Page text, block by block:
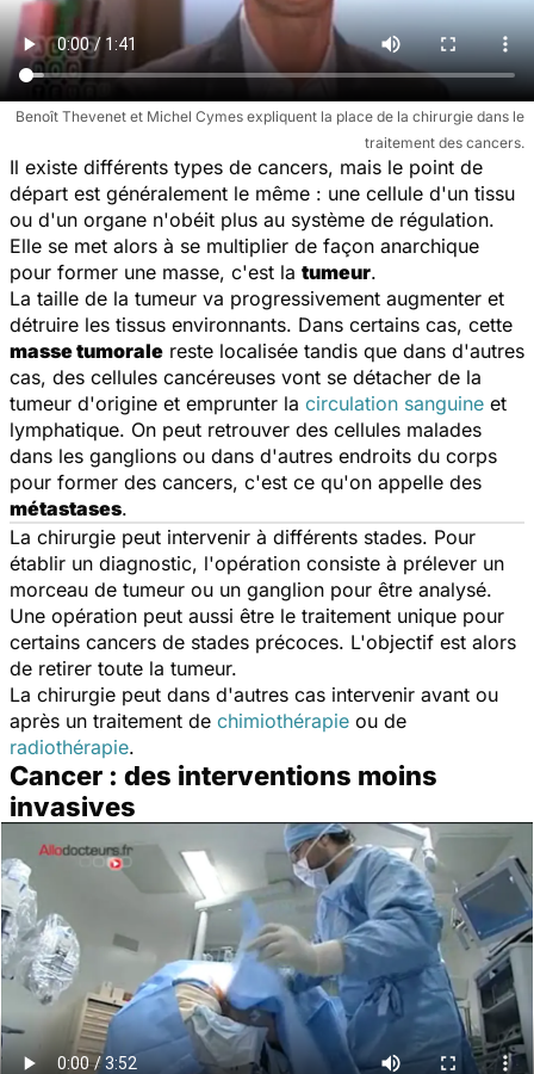
Benoît Thevenet et Michel Cymes expliquent la place de la chirurgie dans le
traitement des cancers.
Il existe différents types de cancers, mais le point de
départ est généralement le même : une cellule d'un tissu
ou d'un organe n'obéit plus au système de régulation.
Elle se met alors à se multiplier de façon anarchique
pour former une masse, c'est la tumeur.
La taille de la tumeur va progressivement augmenter et
détruire les tissus environnants. Dans certains cas, cette
masse tumorale reste localisée tandis que dans d'autres
cas, des cellules cancéreuses vont se détacher de la
tumeur d'origine et emprunter la circulation sanguine et
lymphatique. On peut retrouver des cellules malades
dans les ganglions ou dans d'autres endroits du corps
pour former des cancers, c'est ce qu'on appelle des
métastases.
La chirurgie peut intervenir à différents stades. Pour
établir un diagnostic, l'opération consiste à prélever un
morceau de tumeur ou un ganglion pour être analysé.
Une opération peut aussi être le traitement unique pour
certains cancers de stades précoces. L'objectif est alors
de retirer toute la tumeur.
La chirurgie peut dans d'autres cas intervenir avant ou
après un traitement de chimiothérapie ou de
radiothérapie.
Cancer : des interventions moins
invasives